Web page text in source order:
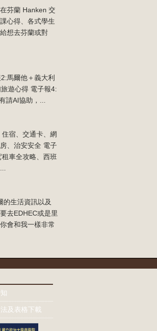
芬蘭 Hanken 交
心得、各式學生
想去芬蘭或對
馬爾他＋義大利
遊心得 電子報4:
請AI協助，...
宿、交通卡、網
、治安安全 電子
車全攻略、西班
的生活資訊以及
去EDHEC或是里
會和我一樣非常
及表格下載